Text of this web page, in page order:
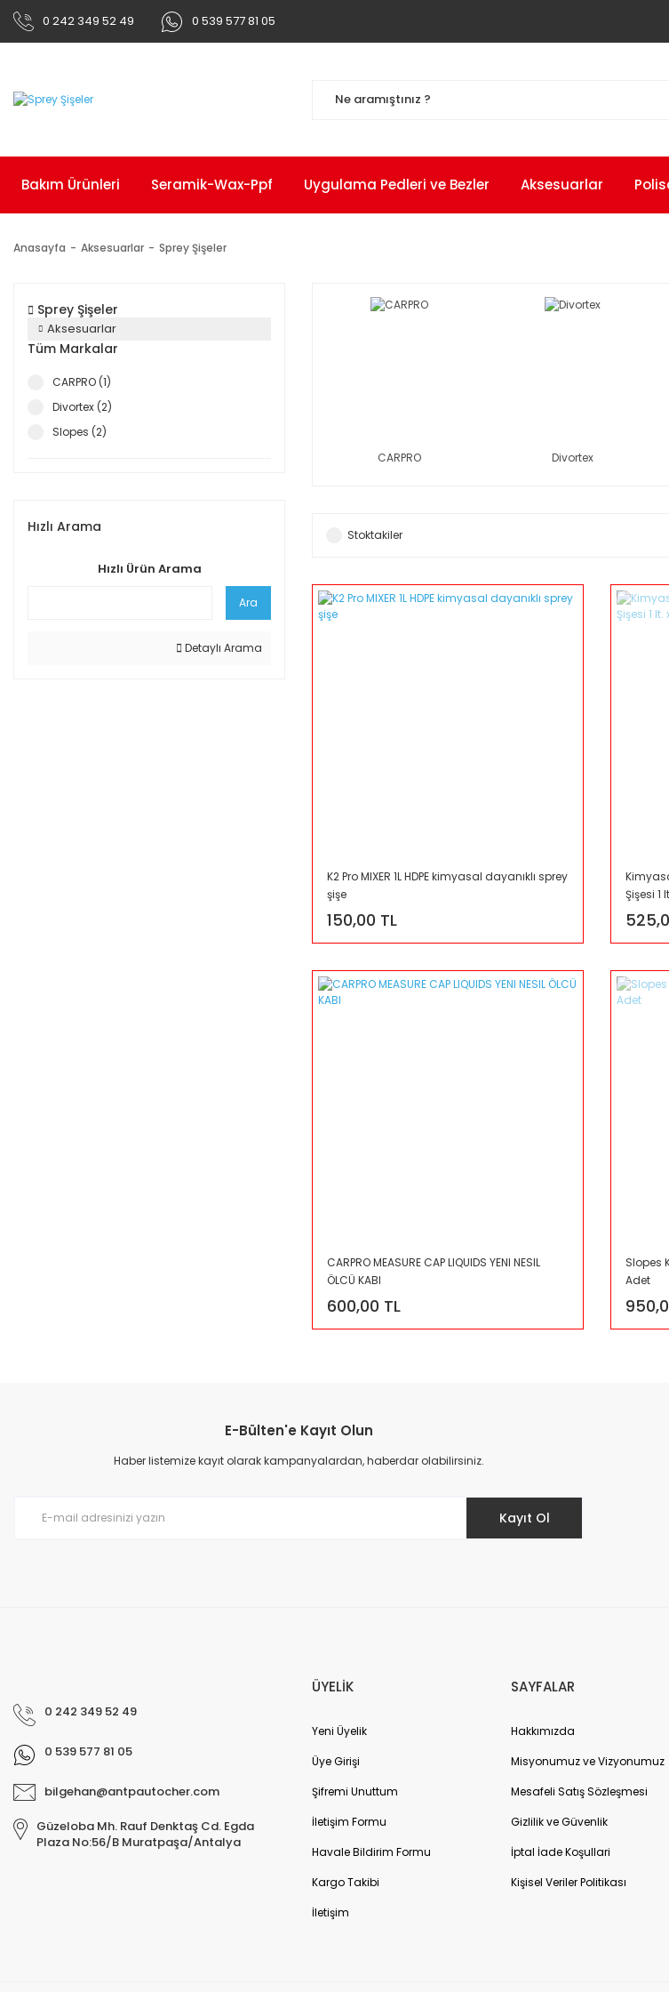
0 242 349 52 49 0 539 577 81 05
Bakım Ürünleri Seramik-Wax-Ppf Uygulama Pedleri ve Bezler Aksesuarlar
Anasayfa Aksesuarlar Sprey Şişeler
Sprey Şişeler
Aksesuarlar
Tüm Markalar
CARPRO (1)
Divortex (2)
Slopes (2)
Hızlı Arama
Hızlı Ürün Arama
Ara
Detaylı Arama
CARPRO Divortex
Stoktakiler
K2 Pro MIXER 1L HDPE kimyasal dayanıklı sprey
şişe
150,00 TL
Şişesi 1
CARPRO MEASURE CAP LIQUIDS YENI NESIL
ÖLCÜ KABI
600,00 TL
Slopes
Adet
E-Bülten'e Kayıt Olun
Haber listemize kayıt olarak kampanyalardan, haberdar olabilirsiniz.
Kayıt Ol
0 242 349 52 49
0 539 577 81 05
bilgehan@antpautocher.com
Güzeloba Mh. Rauf Denktaş Cd. Egda
Plaza No:56/B Muratpaşa/Antalya
ÜYELİK
Yeni Üyelik
Üye Girişi
Şifremi Unuttum
İletişim Formu
Havale Bildirim Formu
Kargo Takibi
İletişim
SAYFALAR
Hakkımızda
Misyonumuz ve Vizyonumuz
Mesafeli Satış Sözleşmesi
Gizlilik ve Güvenlik
İptal İade Koşullari
Kişisel Veriler Politikası